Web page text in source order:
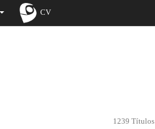
CV
1239 Títulos